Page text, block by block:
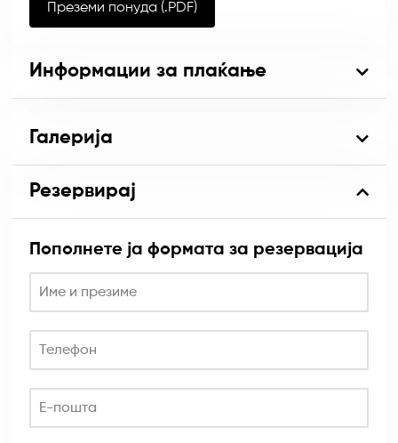
Преземи понуда (.PDF)
Информации за плаќање
Галерија
Резервирај
Пополнете ја формата за резервација
Име и презиме
Телефон
Е-пошта